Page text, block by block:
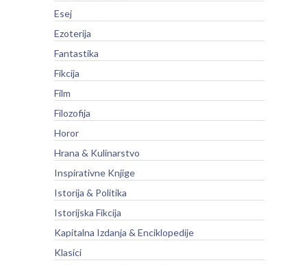
Esej
Ezoterija
Fantastika
Fikcija
Film
Filozofija
Horor
Hrana & Kulinarstvo
Inspirativne Knjige
Istorija & Politika
Istorijska Fikcija
Kapitalna Izdanja & Enciklopedije
Klasici